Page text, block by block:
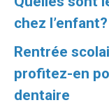
chez l’enfant?
Rentrée
profitez-en
dentaire